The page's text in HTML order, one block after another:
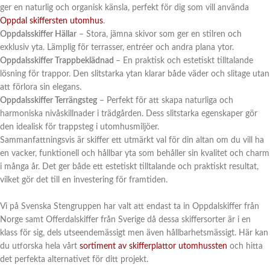
ger en naturlig och organisk känsla, perfekt för dig som vill använda
Oppdal skiffersten utomhus.
Oppdalsskiffer Hällar – Stora, jämna skivor som ger en stilren och
exklusiv yta. Lämplig för terrasser, entréer och andra plana ytor.
Oppdalsskiffer Trappbeklädnad – En praktisk och estetiskt tilltalande
lösning för trappor. Den slitstarka ytan klarar både väder och slitage utan
att förlora sin elegans.
Oppdalsskiffer Terrängsteg – Perfekt för att skapa naturliga och
harmoniska nivåskillnader i trädgården. Dess slitstarka egenskaper gör
den idealisk för trappsteg i utomhusmiljöer.
Sammanfattningsvis är skiffer ett utmärkt val för din altan om du vill ha
en vacker, funktionell och hållbar yta som behåller sin kvalitet och charm
i många år. Det ger både ett estetiskt tilltalande och praktiskt resultat,
vilket gör det till en investering för framtiden.
Vi på Svenska Stengruppen har valt att endast ta in Oppdalskiffer från
Norge samt Offerdalskiffer från Sverige då dessa skiffersorter är i en
klass för sig, dels utseendemässigt men även hållbarhetsmässigt. Här kan
du utforska hela vårt sortiment av skifferplattor utomhussten och hitta
det perfekta alternativet för ditt projekt.